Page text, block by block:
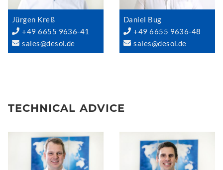
Jürgen Kreß
+49 6655 9636-41
sales@desoi.de
Daniel Bug
+49 6655 9636-48
sales@desoi.de
TECHNICAL ADVICE